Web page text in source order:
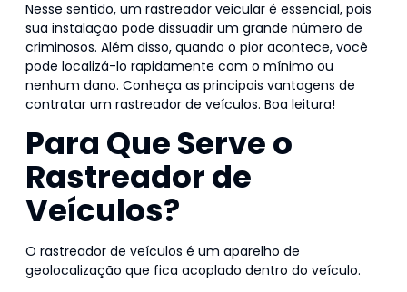
Nesse sentido, um rastreador veicular é essencial, pois
sua instalação pode dissuadir um grande número de
criminosos. Além disso, quando o pior acontece, você
pode localizá-lo rapidamente com o mínimo ou
nenhum dano. Conheça as principais vantagens de
contratar um rastreador de veículos. Boa leitura!
Para Que Serve o
Rastreador de
Veículos?
O rastreador de veículos é um aparelho de
geolocalização que fica acoplado dentro do veículo.